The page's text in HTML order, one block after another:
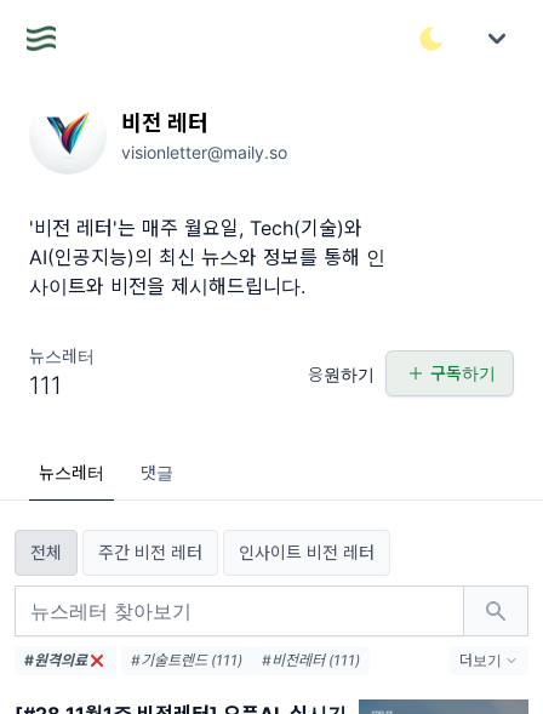
비전 레터
visionletter@maily.so
'비전 레터'는 매주 월요일, Tech(기술)와
AI(인공지능)의 최신 뉴스와 정보를 통해 인
사이트와 비전을 제시해드립니다.
뉴스레터
111 응원하기 구독하기
뉴스레터 댓글
전체 주간 비전 레터 인사이트 비전 레터
#원격의료 #기술트렌드 (111)
#비전레터 (111)
더보기